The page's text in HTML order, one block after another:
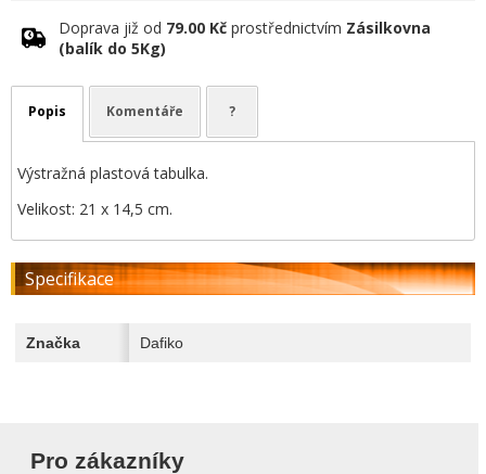
Doprava již od 79.00 Kč prostřednictvím Zásilkovna
(balík do 5Kg)
Popis Komentáře ?
Výstražná plastová tabulka.
Velikost: 21 x 14,5 cm.
Specifikace
Značka Dafiko
Pro zákazníky